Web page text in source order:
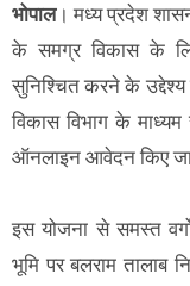
भोपाल। मध्य प्रदेश शासन
के समग्र विकास के
सुनिश्चित करने के
विकास विभाग के
ऑनलाइन आवेदन किए
इस योजना से समस्‍त
भूमि पर बलराम तालाब